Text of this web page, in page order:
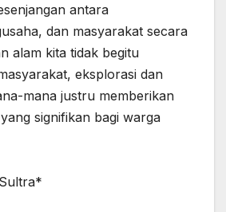
antara
dan masyarakat secara
alam kita tidak begitu
eksplorasi dan
mana justru memberikan
signifikan bagi warga